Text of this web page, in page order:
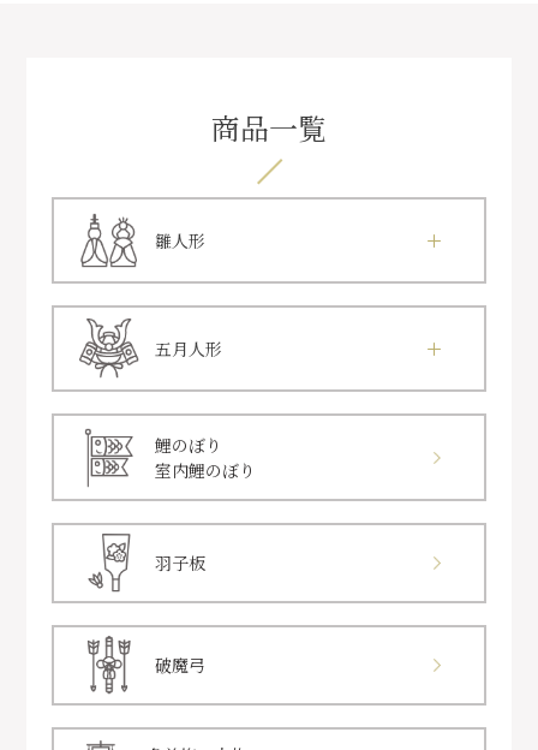
商品一覧
雛人形
五月人形
鯉のぼり
室内鯉のぼり
羽子板
破魔弓